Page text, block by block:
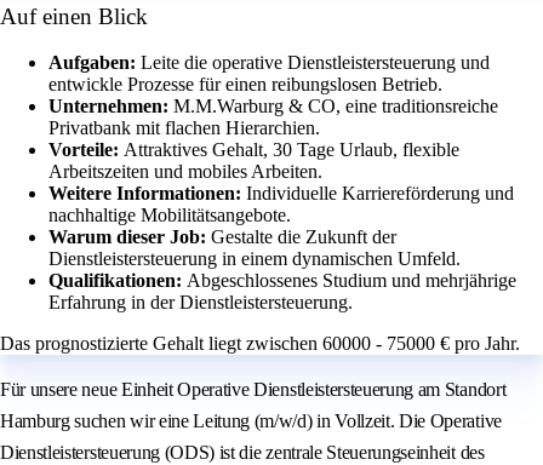
Auf einen Blick
Aufgaben: Leite die operative Dienstleistersteuerung und
entwickle Prozesse für einen reibungslosen Betrieb.
Unternehmen: M.M.Warburg & CO, eine traditionsreiche
Privatbank mit flachen Hierarchien.
Vorteile: Attraktives Gehalt, 30 Tage Urlaub, flexible
Arbeitszeiten und mobiles Arbeiten.
Weitere Informationen: Individuelle Karriereförderung und
nachhaltige Mobilitätsangebote.
Warum dieser Job: Gestalte die Zukunft der
Dienstleistersteuerung in einem dynamischen Umfeld.
Qualifikationen: Abgeschlossenes Studium und mehrjährige
Erfahrung in der Dienstleistersteuerung.
Das prognostizierte Gehalt liegt zwischen 60000 - 75000 € pro Jahr.
Für unsere neue Einheit Operative Dienstleistersteuerung am Standort
Hamburg suchen wir eine Leitung (m/w/d) in Vollzeit. Die Operative
Dienstleistersteuerung (ODS) ist die zentrale Steuerungseinheit des